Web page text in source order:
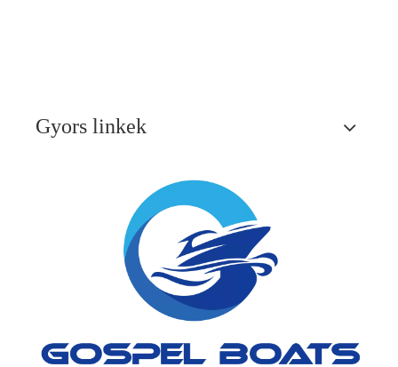
Gyors linkek